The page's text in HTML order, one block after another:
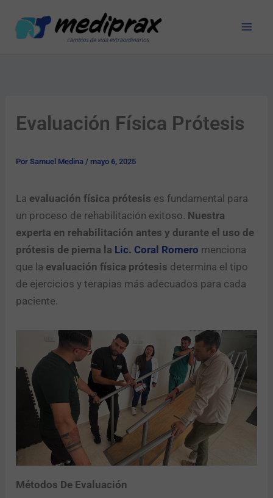
contenido
Evaluación Física Prótesis
PorSamuel Medina / mayo 6, 2025
La evaluación física prótesis es fundamental para
un proceso de rehabilitación exitoso. Nuestra
experta en rehabilitación antes y durante el uso de
prótesis de pierna la Lic. Coral Romero menciona
que la evaluación física prótesis determina el tipo
de ejercicios y terapias más adecuados para cada
paciente.
Métodos De Evaluación